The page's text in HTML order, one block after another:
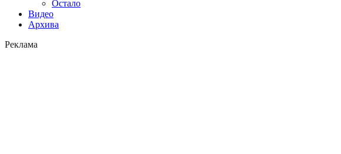
Остало
Видео
Архива
Реклама